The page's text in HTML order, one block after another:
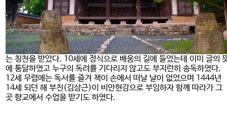
는 칭찬을 받았다. 10세에 정식으로 배움의 길에 들었는데 이미 글의
에 통달하였고 누구의 독려를 기다리지 않고도 부지런히 송독하였다.
12세 무렵에는 독서를 즐겨 책이 손에서 떠날 날이 없었으며 1444년
14세 되던 해 부친(김삼근)이 비안현감으로 부임하자 함께 따라가 그
곳 향교에서 수업을 받기도 하였다.